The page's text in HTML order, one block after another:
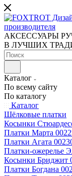
АКСЕССУАРЫ
В ЛУЧШИХ
Каталог
По всему сайту
По каталогу
Каталог
Шёлковые платки
Косынки
Платки Марта
Платки Агата
Платки-ожерелье
Косынки Бриджит
Платки Богдана